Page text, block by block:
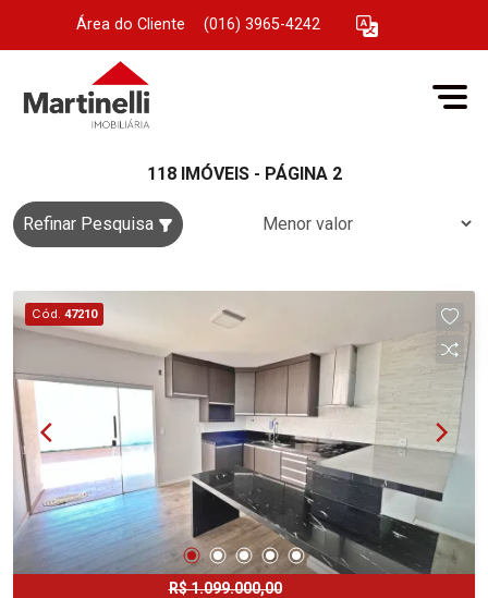
Área do Cliente (016) 3965-4242
118 IMÓVEIS - PÁGINA 2
Refinar Pesquisa
Cód. 47210
R$ 1.099.000,00